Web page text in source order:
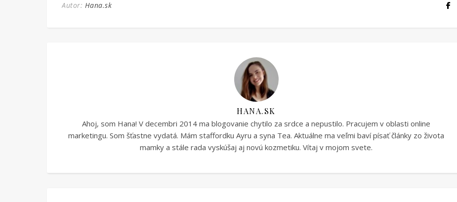
Autor: Hana.sk
HANA.SK
Ahoj, som Hana! V decembri 2014 ma blogovanie chytilo za srdce a nepustilo. Pracujem v oblasti online
marketingu. Som šťastne vydatá. Mám staffordku Ayru a syna Tea. Aktuálne ma veľmi baví písať články zo života
mamky a stále rada vyskúšaj aj novú kozmetiku. Vítaj v mojom svete.